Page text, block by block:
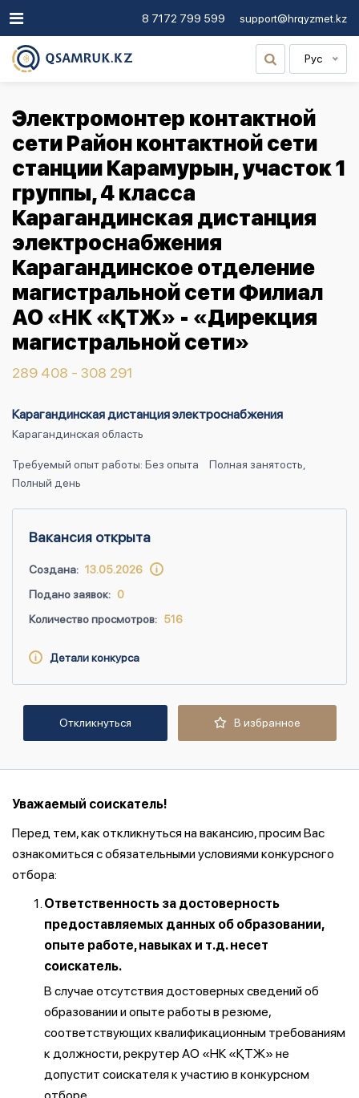
8 7172 799 599 support@hrqyzmet.kz
Рус
Электромонтер контактной
сети Район контактной сети
станции Карамурын, участок 1
группы, 4 класса
Карагандинская дистанция
электроснабжения
Карагандинское отделение
магистральной сети Филиал
АО «НК «ҚТЖ» - «Дирекция
магистральной сети»
289 408 - 308 291
Карагандинская дистанция электроснабжения
Карагандинская область
Требуемый опыт работы: Без опыта
Полная занятость,
Полный день
Вакансия открыта
Создана: 13.05.2026
Подано заявок: 0
Количество просмотров: 516
Детали конкурса
Откликнуться В избранное
Уважаемый соискатель!
Перед тем, как откликнуться на вакансию, просим Вас
ознакомиться с обязательными условиями конкурсного
отбора:
Ответственность за достоверность
предоставляемых данных об образовании,
опыте работе, навыках и т.д. несет
соискатель.
В случае отсутствия достоверных сведений об
образовании и опыте работы в резюме,
соответствующих квалификационным требованиям
к должности, рекрутер АО «НК «ҚТЖ» не
допустит соискателя к участию в конкурсном